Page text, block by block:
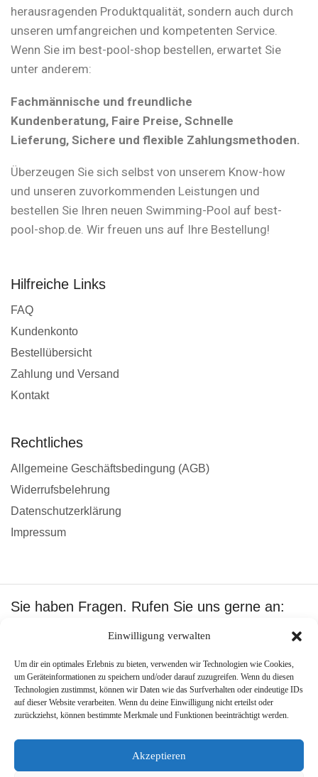
Einwilligung verwalten
Um dir ein optimales Erlebnis zu bieten, verwenden wir Technologien wie Cookies,
um Geräteinformationen zu speichern und/oder darauf zuzugreifen. Wenn du diesen
Technologien zustimmst, können wir Daten wie das Surfverhalten oder eindeutige IDs
auf dieser Website verarbeiten. Wenn du deine Einwilligung nicht erteilst oder
zurückziehst, können bestimmte Merkmale und Funktionen beeinträchtigt werden.
Akzeptieren
herausragenden Produktqualität, sondern auch durch
unseren umfangreichen und kompetenten Service.
Wenn Sie im best-pool-shop bestellen, erwartet Sie
unter anderem:
Fachmännische und freundliche
Kundenberatung, Faire Preise, Schnelle
Lieferung, Sichere und flexible Zahlungsmethoden.
Überzeugen Sie sich selbst von unserem Know-how
und unseren zuvorkommenden Leistungen und
bestellen Sie Ihren neuen Swimming-Pool auf best-
pool-shop.de. Wir freuen uns auf Ihre Bestellung!
Hilfreiche Links
FAQ
Kundenkonto
Bestellübersicht
Zahlung und Versand
Kontakt
Rechtliches
Allgemeine Geschäftsbedingung (AGB)
Widerrufsbelehrung
Datenschutzerklärung
Impressum
Sie haben Fragen. Rufen Sie uns gerne an:
+49 1601512402
Wir akzeptieren:
Copyright ©Best Pool Shop.Created by –PJone OMS